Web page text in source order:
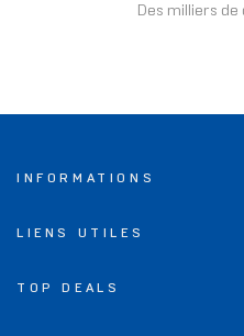
Des milliers de
INFORMATIONS
LIENS UTILES
TOP DEALS